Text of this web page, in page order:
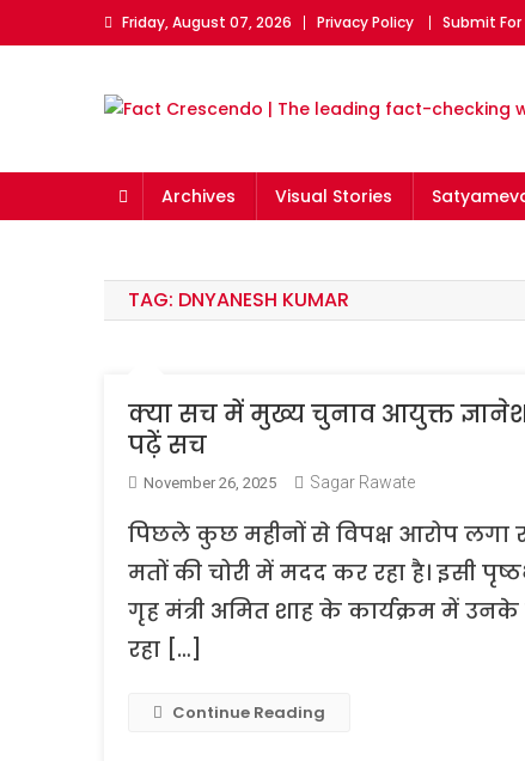
to
Friday, August 07, 2026 Privacy Policy Submit
Archives Visual Stories
TAG: DNYANESH KUMAR
क्या सच में मुख्य चुनाव आयुक्त
पढ़ें सच
November 26, 2025 Sagar Rawate
पिछले कुछ महीनों से विपक्ष आरोप लगा
मतों की चोरी में मदद कर रहा है। इसी
गृह मंत्री अमित शाह के कार्यक्रम में
रहा […]
Continue Reading